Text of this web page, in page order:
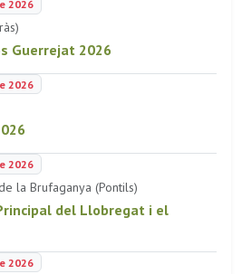
2026
Guerrejat 2026
2026
2026
la Brufaganya (Pontils)
del Llobregat i el
2026